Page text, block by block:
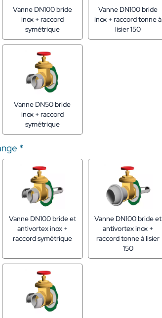
Vanne DN100 bride
inox + raccord
symétrique
Vanne DN100 bride
inox + raccord tonne à
lisier 150
Vanne DN50 bride
inox + raccord
symétrique
*
Vanne DN100 bride et
antivortex inox +
raccord symétrique
Vanne DN100 bride et
antivortex inox +
raccord tonne à lisier
150